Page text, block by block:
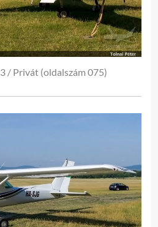
/ Privát (oldalszám 075)